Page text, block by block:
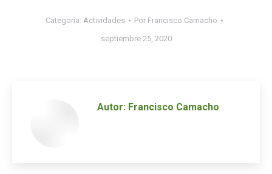
Categoría: Actividades Por Francisco Camacho
septiembre 25, 2020
Autor: Francisco Camacho